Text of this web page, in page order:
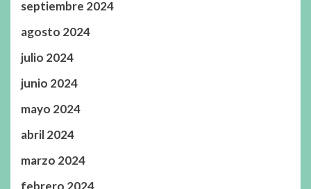
septiembre 2024
agosto 2024
julio 2024
junio 2024
mayo 2024
abril 2024
marzo 2024